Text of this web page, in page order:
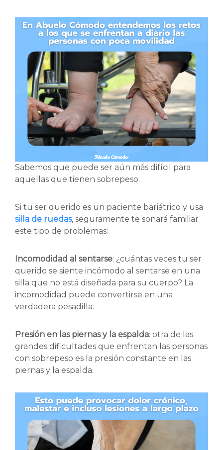
Sabemos que puede ser aún más difícil para
aquellas que tienen sobrepeso.
Si tu ser querido es un paciente bariátrico y usa
silla de ruedas, seguramente te sonará familiar
este tipo de problemas:
Incomodidad al sentarse: ¿cuántas veces tu ser
querido se siente incómodo al sentarse en una
silla que no está diseñada para su cuerpo? La
incomodidad puede convertirse en una
verdadera pesadilla.
Presión en las piernas y la espalda: otra de las
grandes dificultades que enfrentan las personas
con sobrepeso es la presión constante en las
piernas y la espalda.